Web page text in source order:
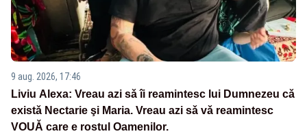
9 aug. 2026, 17:46
Liviu Alexa: Vreau azi sǎ îi reamintesc lui Dumnezeu cǎ
existǎ Nectarie şi Maria. Vreau azi sǎ vǎ reamintesc
VOUǍ care e rostul Oamenilor.